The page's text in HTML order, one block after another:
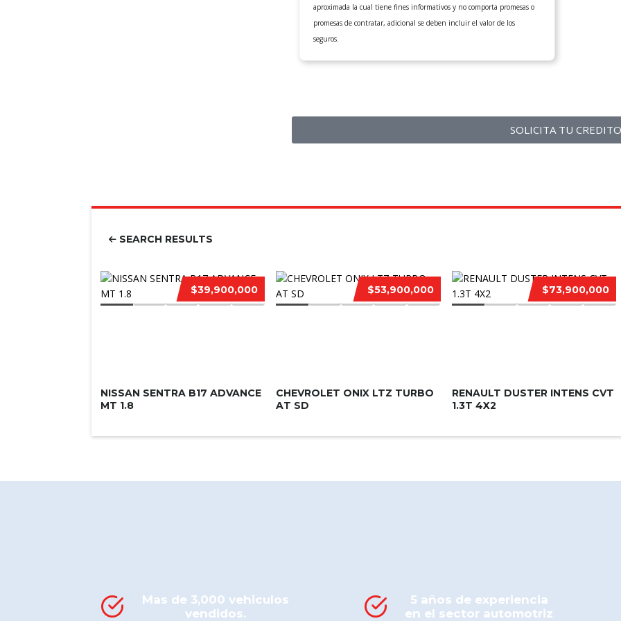
aproximada la cual tiene fines informativos y no comporta promesas o
promesas de contratar, adicional se deben incluir el valor de los
seguros.
SOLICITA TU CREDITO
SEARCH RESULTS
$39,900,000
NISSAN SENTRA B17 ADVANCE
MT 1.8
$53,900,000
CHEVROLET ONIX LTZ TURBO
AT SD
$73,900,000
RENAULT DUSTER INTENS CVT
1.3T 4X2
Mas de 3,000 vehiculos
vendidos.
5 años de experiencia
en el sector automotriz